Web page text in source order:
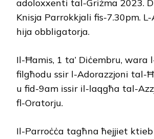
adoloxxenti tal-Griżma 2023.
Knisja Parrokkjali fis-7.30pm.
hija obbligatorja.
Il-Ħamis, 1 ta’ Diċembru, wara
filgħodu ssir l-Adorazzjoni tal-
u fid-9am issir il-laqgħa tal-
fl-Oratorju.
Il-Parroċċa tagħna ħejjiet